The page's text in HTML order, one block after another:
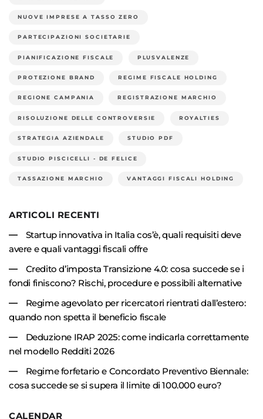
NUOVE IMPRESE A TASSO ZERO
PARTECIPAZIONI SOCIETARIE
PIANIFICAZIONE FISCALE PLUSVALENZE
PROTEZIONE BRAND REGIME FISCALE HOLDING
REGIONE CAMPANIA REGISTRAZIONE MARCHIO
RISOLUZIONE DELLE CONTROVERSIE ROYALTIES
STRATEGIA AZIENDALE STUDIO PDF
STUDIO PISCICELLI - DE FELICE
TASSAZIONE MARCHIO VANTAGGI FISCALI HOLDING
ARTICOLI RECENTI
Startup innovativa in Italia cos’è, quali requisiti deve
avere e quali vantaggi fiscali offre
Credito d’imposta Transizione 4.0: cosa succede se i
fondi finiscono? Rischi, procedure e possibili alternative
Regime agevolato per ricercatori rientrati dall’estero:
quando non spetta il beneficio fiscale
Deduzione IRAP 2025: come indicarla correttamente
nel modello Redditi 2026
Regime forfetario e Concordato Preventivo Biennale:
cosa succede se si supera il limite di 100.000 euro?
CALENDAR